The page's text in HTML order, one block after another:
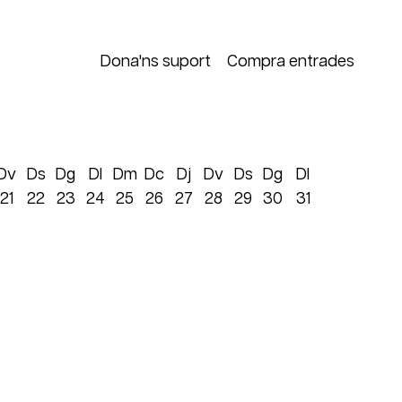
Compra entrades
Dona'ns suport
21
Ds
22
Dg
23
Dl
24
Dm
25
Dc
26
Dj
27
Dv
28
Ds
29
Dg
30
Dl
31